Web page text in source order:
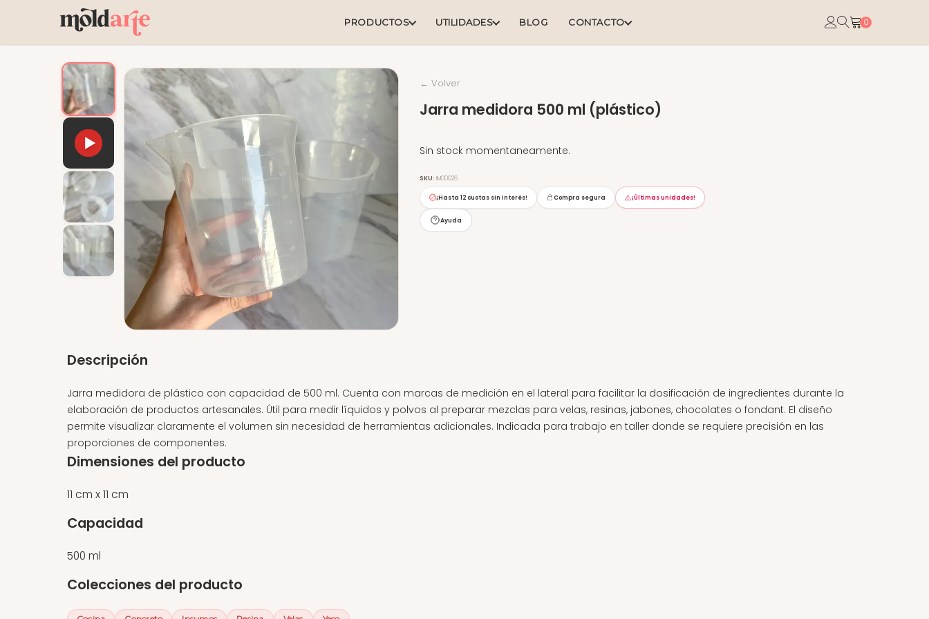
PRODUCTOS UTILIDADES BLOG CONTACTO 0
← Volver
Jarra medidora 500 ml (plástico)
Sin stock momentaneamente.
SKU: IM00026
¡Hasta 12 cuotas sin interés! Compra segura ¡Últimas unidades!
Ayuda
Descripción
Jarra medidora de plástico con capacidad de 500 ml. Cuenta con marcas de medición en el lateral para facilitar la dosificación de ingredientes durante la
elaboración de productos artesanales. Útil para medir líquidos y polvos al preparar mezclas para velas, resinas, jabones, chocolates o fondant. El diseño
permite visualizar claramente el volumen sin necesidad de herramientas adicionales. Indicada para trabajo en taller donde se requiere precisión en las
proporciones de componentes.
Dimensiones del producto
11 cm x 11 cm
Capacidad
500 ml
Colecciones del producto